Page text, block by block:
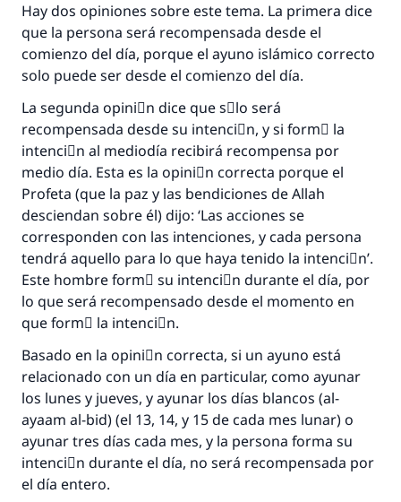
Hay dos opiniones sobre este tema. La primera dice
que la persona será recompensada desde el
comienzo del día, porque el ayuno islámico correcto
solo puede ser desde el comienzo del día.
La segunda opiniَn dice que sَlo será
recompensada desde su intenciَn, y si formَ la
intenciَn al mediodía recibirá recompensa por
medio día. Esta es la opiniَn correcta porque el
Profeta (que la paz y las bendiciones de Allah
desciendan sobre él) dijo: ‘Las acciones se
corresponden con las intenciones, y cada persona
tendrá aquello para lo que haya tenido la intenciَn’.
Este hombre formَ su intenciَn durante el día, por
lo que será recompensado desde el momento en
que formَ la intenciَn.
Basado en la opiniَn correcta, si un ayuno está
relacionado con un día en particular, como ayunar
los lunes y jueves, y ayunar los días blancos (al-
ayaam al-bid) (el 13, 14, y 15 de cada mes lunar) o
ayunar tres días cada mes, y la persona forma su
intenciَn durante el día, no será recompensada por
el día entero.
La respuesta no. 110845 salvó un
matrimonio.
Desde la Q hasta la A, su contribución ayuda a
IslamQA.
Profeta ﷺ dijo:
"Una persona que orienta a otros a hacer el
bien obtendrá la misma recompensa que